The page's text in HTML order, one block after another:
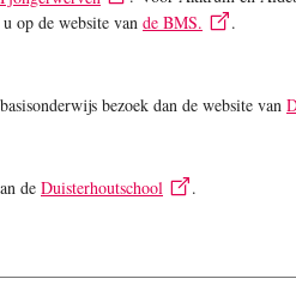
op de website van de BMS. .
bezoek dan de website van
de Duisterhoutschool .